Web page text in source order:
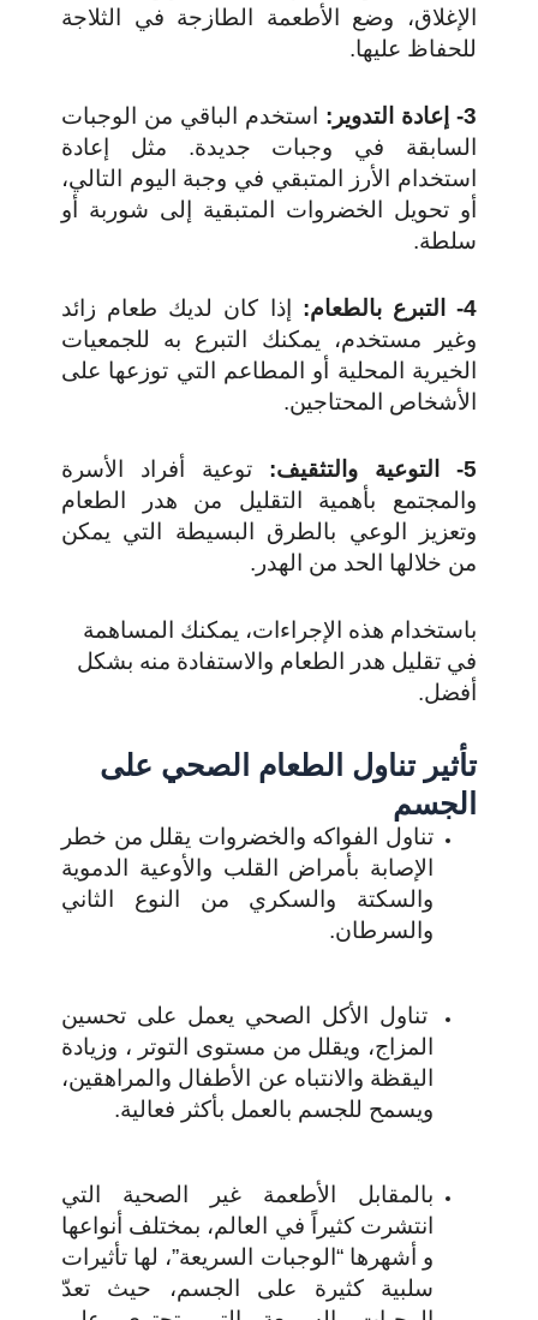
الإغلاق، وضع الأطعمة الطازجة في الثلاجة
للحفاظ عليها.
3- إعادة التدوير:
استخدم الباقي من الوجبات
السابقة في وجبات جديدة. مثل إعادة
استخدام الأرز المتبقي في وجبة اليوم التالي،
أو تحويل الخضروات المتبقية إلى شوربة أو
سلطة.
4- التبرع بالطعام:
إذا كان لديك طعام زائد
وغير مستخدم، يمكنك التبرع به للجمعيات
الخيرية المحلية أو المطاعم التي توزعها على
الأشخاص المحتاجين.
5- التوعية والتثقيف:
توعية أفراد الأسرة
والمجتمع بأهمية التقليل من هدر الطعام
وتعزيز الوعي بالطرق البسيطة التي يمكن
من خلالها الحد من الهدر.
باستخدام هذه الإجراءات، يمكنك المساهمة
في تقليل هدر الطعام والاستفادة منه بشكل
أفضل.
تأثير تناول الطعام الصحي على
الجسم
تناول الفواكه والخضروات يقلل من خطر
الإصابة بأمراض القلب والأوعية الدموية
والسكتة والسكري من النوع الثاني
والسرطان.
تناول الأكل الصحي يعمل على تحسين
المزاج، ويقلل من مستوى التوتر ، وزيادة
اليقظة والانتباه عن الأطفال والمراهقين،
ويسمح للجسم بالعمل بأكثر فعالية.
بالمقابل الأطعمة غير الصحية التي
انتشرت كثيراً في العالم، بمختلف أنواعها
و أشهرها “الوجبات السريعة”، لها تأثيرات
سلبية كثيرة على الجسم، حيث تعدّ